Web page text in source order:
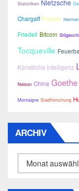
Statistiken Nietzsche
Chargaff Popper
Friedell Bitcoin
Tocqueville
Künstliche Intelligenz
Nelson China Goethe
Montaigne Stadtforschung
ARCHIV
Archiv